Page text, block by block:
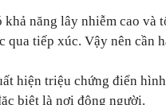
khả năng lây nhiễm cao và
qua tiếp xúc. Vậy nên cần
hiện triệu chứng điển
biệt là nơi đông người.